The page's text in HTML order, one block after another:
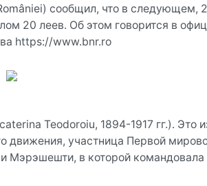
сообщил, что в следующем,
20 леев. Об этом говорится в
https://www.bnr.ro
Teodoroiu, 1894-1917 гг.). Это
движения, участница Первой
Мэрэшешти, в которой